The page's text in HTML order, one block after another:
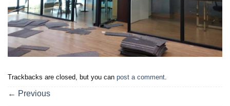
Trackbacks are closed, but you can post a comment
← Previous